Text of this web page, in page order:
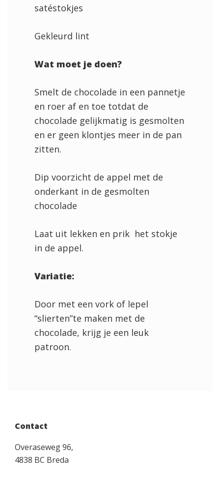
satéstokjes
Gekleurd lint
Wat moet je doen?
Smelt de chocolade in een pannetje
en roer af en toe totdat de
chocolade gelijkmatig is gesmolten
en er geen klontjes meer in de pan
zitten.
Dip voorzicht de appel met de
onderkant in de gesmolten
chocolade
Laat uit lekken en prik het stokje
in de appel.
Variatie:
Door met een vork of lepel
“slierten”te maken met de
chocolade, krijg je een leuk
patroon.
Sidebar
Contact
Overaseweg 96,
4838 BC Breda